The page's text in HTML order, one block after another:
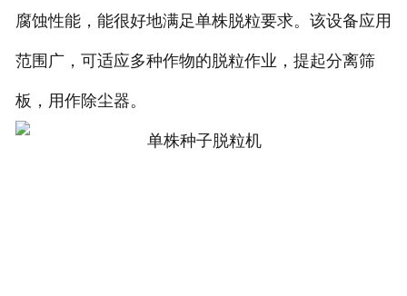
腐蚀性能，能很好地满足单株脱粒要求。该设备应用
范围广，可适应多种作物的脱粒作业，提起分离筛
板，用作除尘器。